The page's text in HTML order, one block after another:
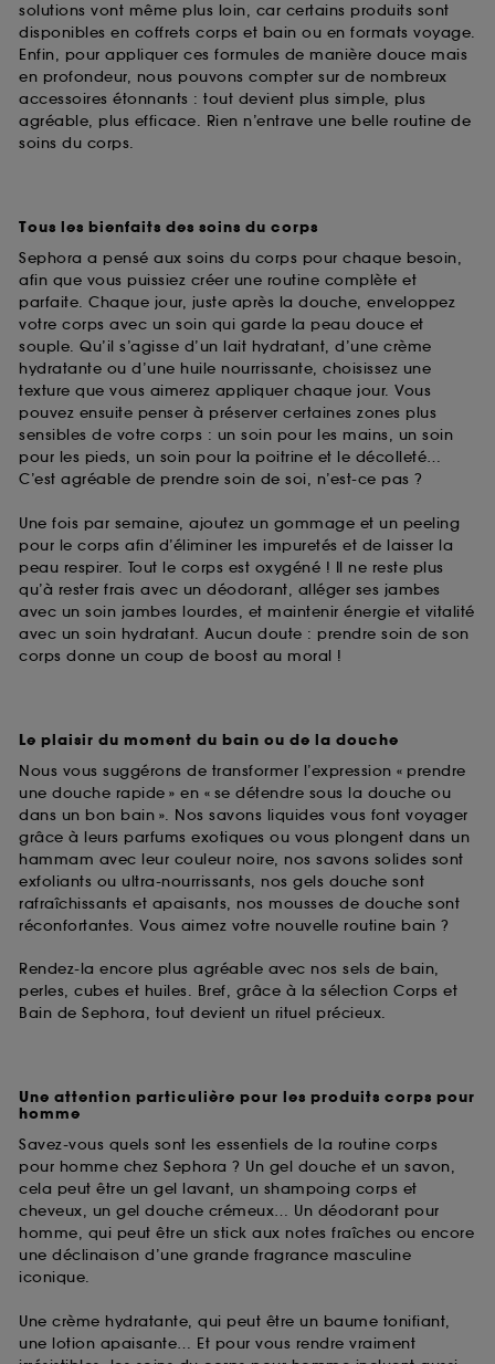
solutions vont même plus loin, car certains produits sont
disponibles en coffrets corps et bain ou en formats voyage.
Enfin, pour appliquer ces formules de manière douce mais
en profondeur, nous pouvons compter sur de nombreux
accessoires étonnants : tout devient plus simple, plus
agréable, plus efficace. Rien n’entrave une belle routine de
soins du corps.
Tous les bienfaits des soins du corps
Sephora a pensé aux soins du corps pour chaque besoin,
afin que vous puissiez créer une routine complète et
parfaite. Chaque jour, juste après la douche, enveloppez
votre corps avec un soin qui garde la peau douce et
souple. Qu’il s’agisse d’un lait hydratant, d’une crème
hydratante ou d’une huile nourrissante, choisissez une
texture que vous aimerez appliquer chaque jour. Vous
pouvez ensuite penser à préserver certaines zones plus
sensibles de votre corps : un soin pour les mains, un soin
pour les pieds, un soin pour la poitrine et le décolleté…
C’est agréable de prendre soin de soi, n’est-ce pas ?
Une fois par semaine, ajoutez un gommage et un peeling
pour le corps afin d’éliminer les impuretés et de laisser la
peau respirer. Tout le corps est oxygéné ! Il ne reste plus
qu’à rester frais avec un déodorant, alléger ses jambes
avec un soin jambes lourdes, et maintenir énergie et vitalité
avec un soin hydratant. Aucun doute : prendre soin de son
corps donne un coup de boost au moral !
Le plaisir du moment du bain ou de la douche
Nous vous suggérons de transformer l’expression « prendre
une douche rapide » en « se détendre sous la douche ou
dans un bon bain ». Nos savons liquides vous font voyager
grâce à leurs parfums exotiques ou vous plongent dans un
hammam avec leur couleur noire, nos savons solides sont
exfoliants ou ultra-nourrissants, nos gels douche sont
rafraîchissants et apaisants, nos mousses de douche sont
réconfortantes. Vous aimez votre nouvelle routine bain ?
Rendez-la encore plus agréable avec nos sels de bain,
perles, cubes et huiles. Bref, grâce à la sélection Corps et
Bain de Sephora, tout devient un rituel précieux.
Une attention particulière pour les produits corps pour
homme
Savez-vous quels sont les essentiels de la routine corps
pour homme chez Sephora ? Un gel douche et un savon,
cela peut être un gel lavant, un shampoing corps et
cheveux, un gel douche crémeux… Un déodorant pour
homme, qui peut être un stick aux notes fraîches ou encore
une déclinaison d’une grande fragrance masculine
iconique.
Une crème hydratante, qui peut être un baume tonifiant,
une lotion apaisante… Et pour vous rendre vraiment